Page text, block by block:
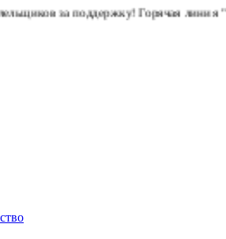
за поддержку!Горячая линия "БК